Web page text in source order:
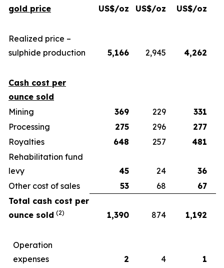
gold price
US$/oz US$/oz US$/oz
Realized price –
sulphide production
5,166 2,945 4,262
Cash cost per
ounce sold
Mining
369 229
331
Processing
275 296
277
Royalties
648 257
481
Rehabilitation fund
levy
45 24
36
Other cost of sales
53 68
67
Total cash cost per
ounce sold (2) 1,390 874 1,192
Operation
expenses
2 4
1